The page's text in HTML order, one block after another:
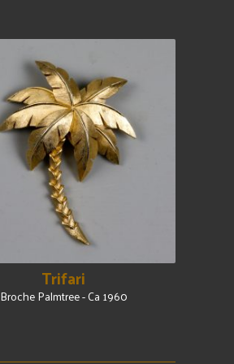
Trifari
Broche Palmtree - Ca 1960